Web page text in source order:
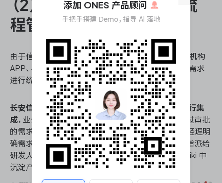
（2）建立端到端的需求全流
程管理，优化团队协作
由于信托业务线繁多，研发团队需要处理来自各信托机构
APP、小程序的需求。因此，难以对来源多、数量大
的需求
进行统一管理成为长安信托亟需解决的痛点。
长安信托通过 API 接口将 ONES 和内部 OA 系统进行集
成，业务和研发需求先在 OA 系统进行统一审批，通过审批
的需求，则自动流转到 ONES 需求池中。随后，产品经理明
确需求的优先级，将优先级高的需求规划入迭代，并指派给
研发人员开展研发工作。同时，团队成员在 ONES Wiki 中
沉淀产品需求文档，促进成员间的沟通和协作。
添加 ONES 产品顾问
手把手搭建 Demo，指导 AI 落地